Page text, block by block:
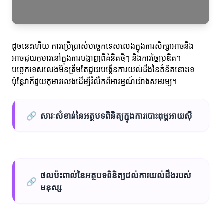
ដូចនេះហើយ ការប្រើប្រាស់បច្ចេកទេសលេងក្នុងការសិក្សាអាចនឹង
អាចជួយកុមារនៅក្នុងការបង្ហាញពីគំនិតថ្មីៗ និងការច្នៃប្រឌិត។
បច្ចេកទេសលេងមិនត្រឹមតែជួយបង្កើនការយល់ដឹងនៃគំនិតនោះទេ
ប៉ុន្តែវាក៏ជួយកុមារលេងដើម្បីរំលឹកពីអារម្មណ៍យ៉ាងសមរម្យ។
🔗 សារៈសំខាន់នៃអត្ថបទពិនិត្យក្នុងការបោះពុម្ពអាយស៊ី
🔗
ផលប៉ះពាល់នៃអត្ថបទពិនិត្យដល់ការយល់ដឹងរបស់
មនុស្ស